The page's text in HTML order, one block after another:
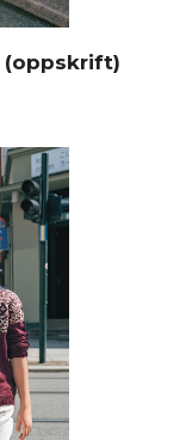
(oppskrift)